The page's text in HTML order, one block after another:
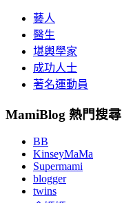
藝人
醫生
堪輿學家
成功人士
著名運動員
MamiBlog 熱門搜尋
BB
KinseyMaMa
Supermami
blogger
twins